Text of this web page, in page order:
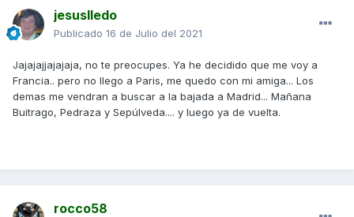
jesuslledo
Publicado 16 de Julio del 2021
Jajajajjajajaja, no te preocupes. Ya he decidido que me voy a
Francia.. pero no llego a Paris, me quedo con mi amiga... Los
demas me vendran a buscar a la bajada a Madrid... Mañana
Buitrago, Pedraza y Sepúlveda.... y luego ya de vuelta.
rocco58